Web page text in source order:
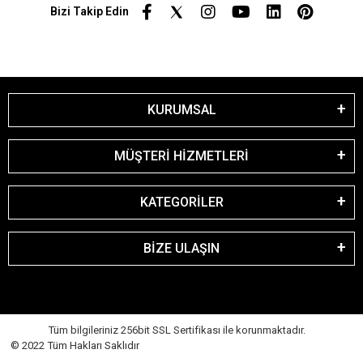
Bizi Takip Edin
KURUMSAL
MÜŞTERİ HİZMETLERİ
KATEGORİLER
BİZE ULAŞIN
Tüm bilgileriniz 256bit SSL Sertifikası ile korunmaktadır.
© 2022 Tüm Hakları Saklıdır